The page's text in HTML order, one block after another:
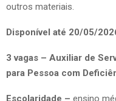
outros materiais.
Disponível até 20/05/
3 vagas – Auxiliar de
para Pessoa com
Escolaridade – ensino